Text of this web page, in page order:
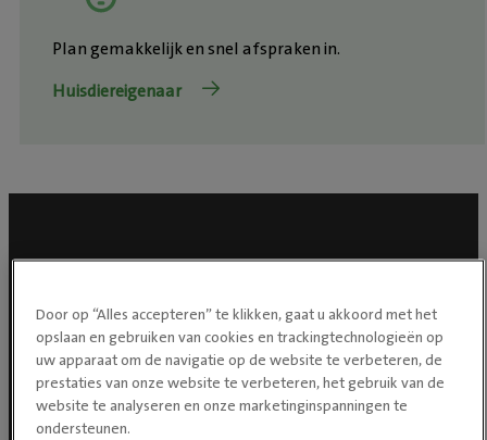
Plan gemakkelijk en snel afspraken in.
Huisdiereigenaar
Door op “Alles accepteren” te klikken, gaat u akkoord met het
opslaan en gebruiken van cookies en trackingtechnologieën op
uw apparaat om de navigatie op de website te verbeteren, de
prestaties van onze website te verbeteren, het gebruik van de
website te analyseren en onze marketinginspanningen te
ondersteunen.